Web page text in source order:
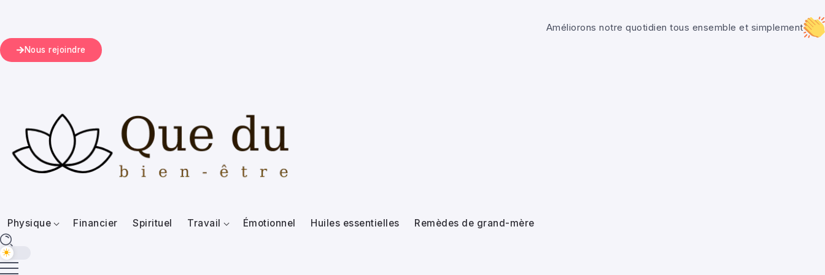
Améliorons notre quotidien tous ensemble et simplement
Nous rejoindre
Physique Financier Spirituel Travail Émotionnel Huiles essentielles Remèdes de grand-mère